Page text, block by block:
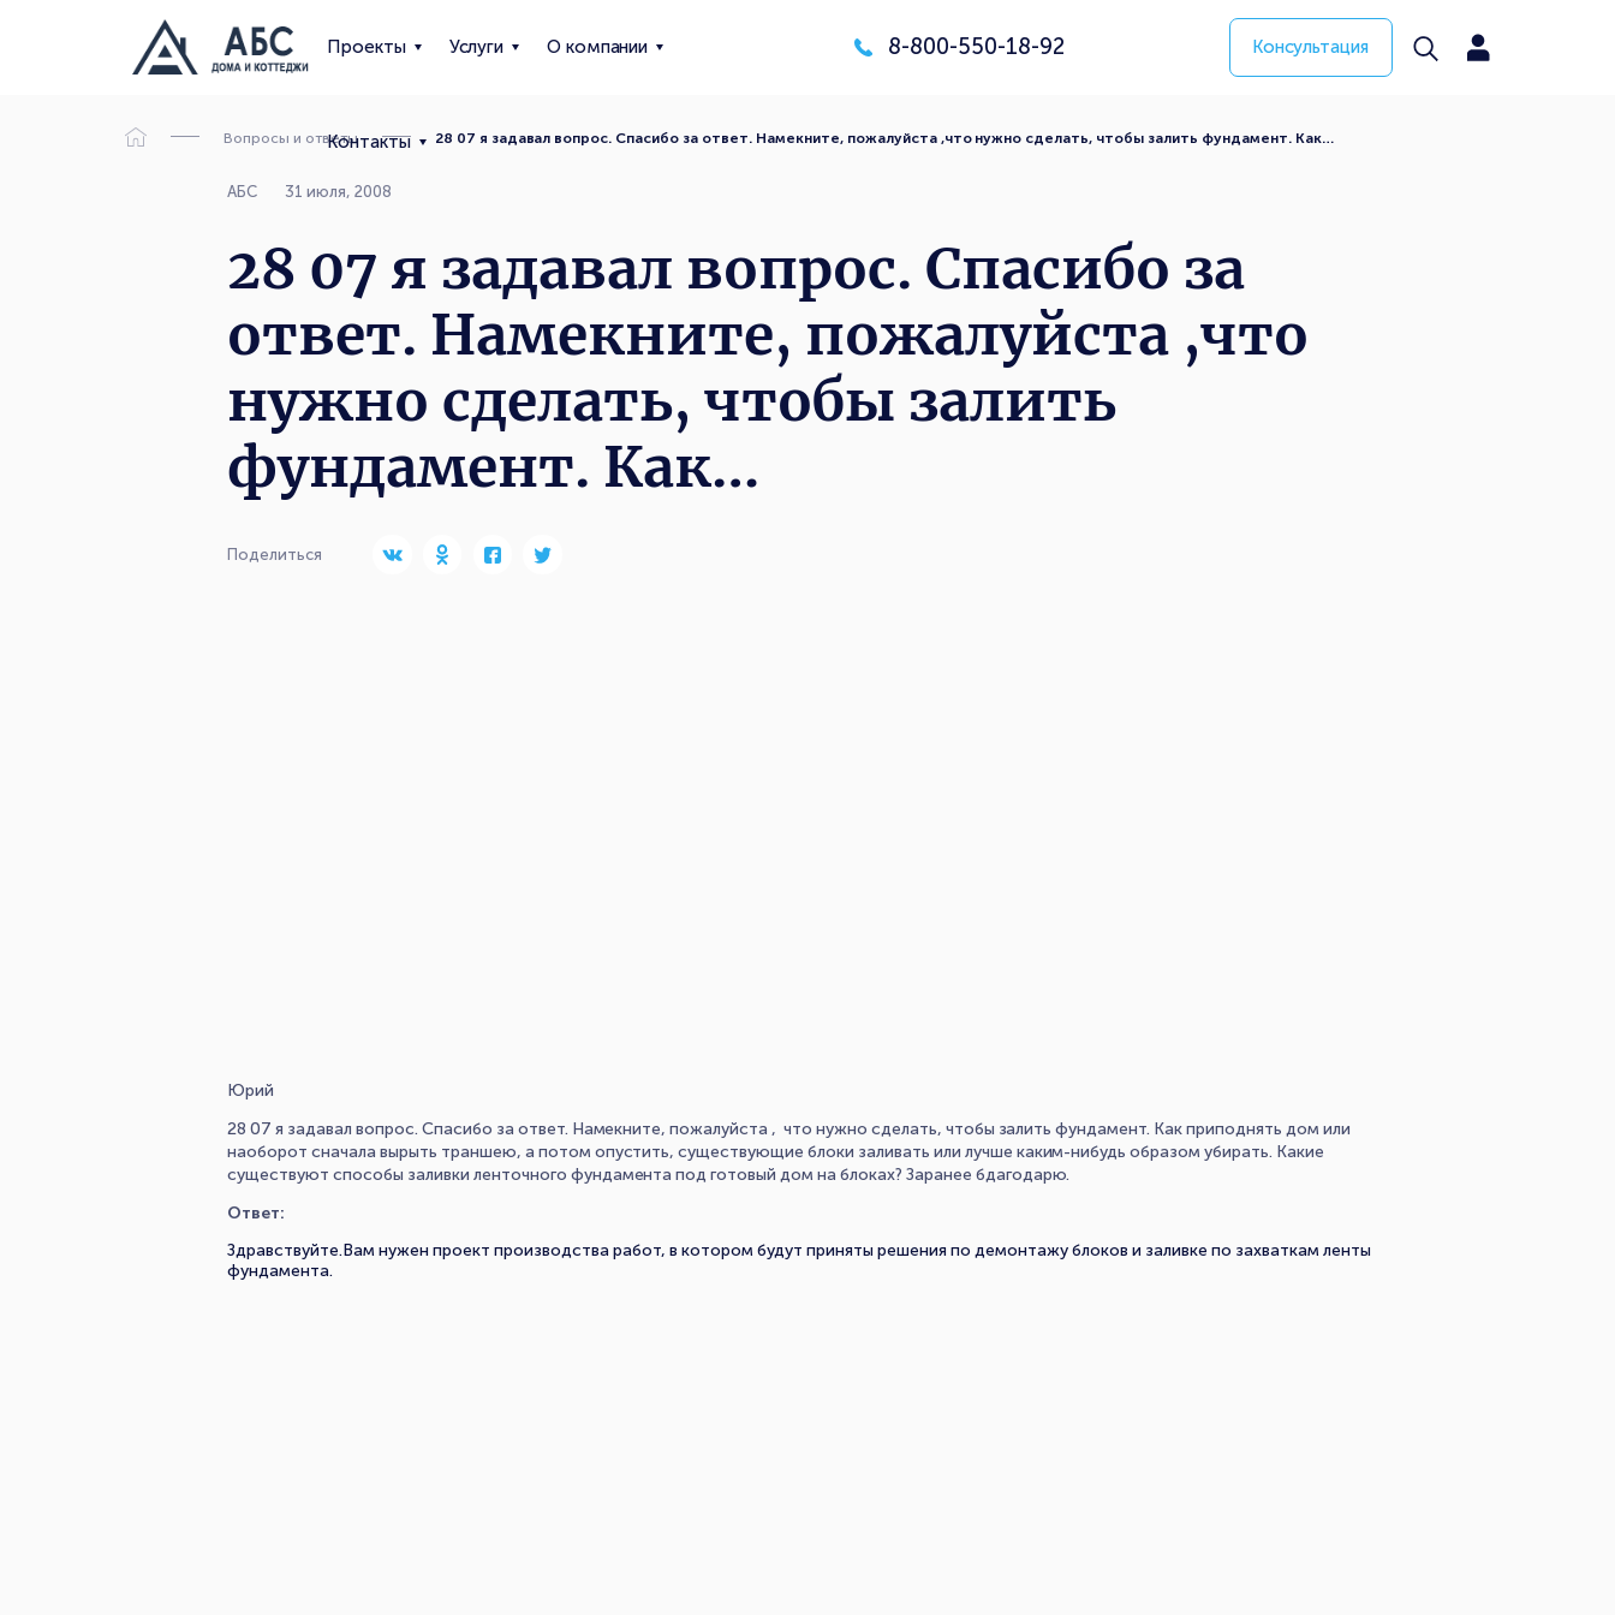
Проекты Услуги О компании
Контакты
8-800-550-18-92 Консультация
Вопросы и ответы 28 07 я задавал вопрос. Спасибо за ответ. Намекните, пожалуйста ,что нужно сделать, чтобы залить фундамент. Как…
АБС 31 июля, 2008
28 07 я задавал вопрос. Спасибо за
ответ. Намекните, пожалуйста ,что
нужно сделать, чтобы залить
фундамент. Как…
Поделиться
Юрий
28 07 я задавал вопрос. Спасибо за ответ. Намекните, пожалуйста , что нужно сделать, чтобы залить фундамент. Как приподнять дом или
наоборот сначала вырыть траншею, а потом опустить, существующие блоки заливать или лучше каким-нибудь образом убирать. Какие
существуют способы заливки ленточного фундамента под готовый дом на блоках? Заранее бдагодарю.
Ответ:
Здравствуйте.Вам нужен проект производства работ, в котором будут приняты решения по демонтажу блоков и заливке по захваткам ленты
фундамента.